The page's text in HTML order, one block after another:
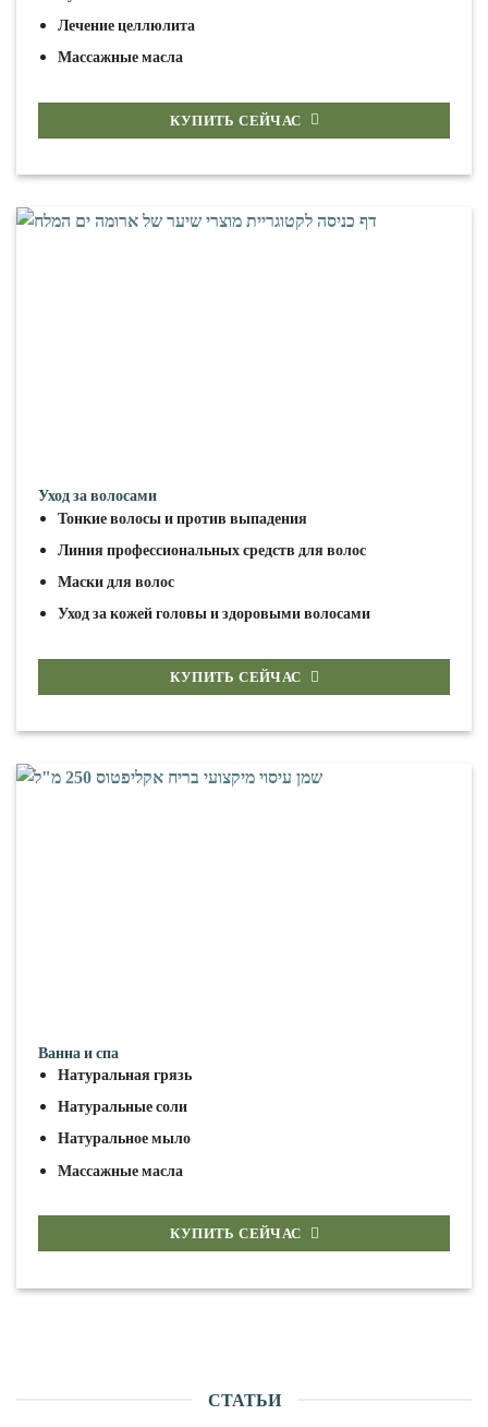
Лечение целлюлита
Массажные масла
КУПИТЬ СЕЙЧАС
Уход за волосами
Тонкие волосы и против выпадения
Линия профессиональных средств для волос
Маски для волос
Уход за кожей головы и здоровыми волосами
КУПИТЬ СЕЙЧАС
Ванна и спа
Натуральная грязь
Натуральные соли
Натуральное мыло
Массажные масла
КУПИТЬ СЕЙЧАС
СТАТЬИ